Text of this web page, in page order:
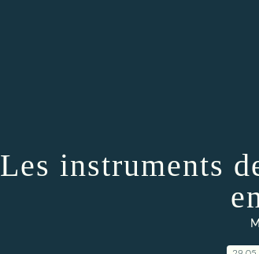
Les instruments